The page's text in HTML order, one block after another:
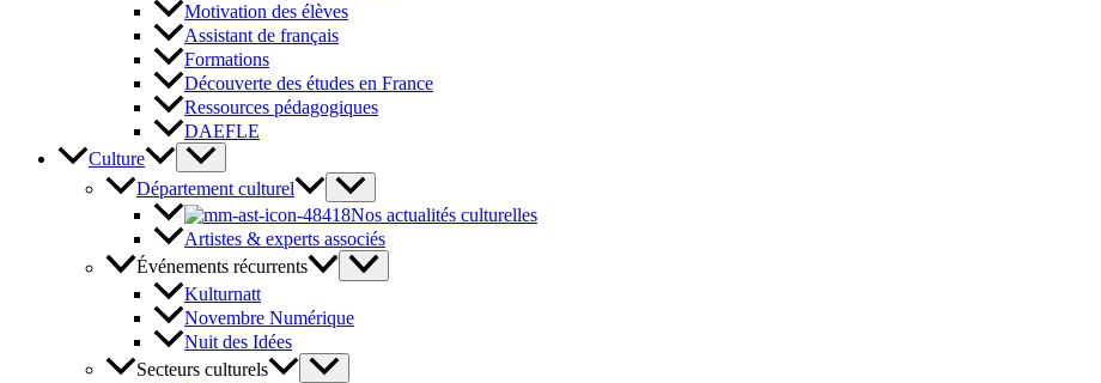
Motivation des élèves
Assistant de français
Formations
Découverte des études en France
Ressources pédagogiques
DAEFLE
Culture
Département culturel
Nos actualités culturelles
Artistes & experts associés
Événements récurrents
Kulturnatt
Novembre Numérique
Nuit des Idées
Secteurs culturels